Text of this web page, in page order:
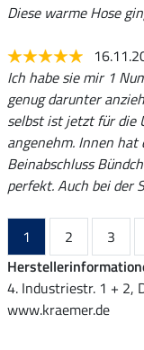
Diese warme Hose
Ich habe sie mir 1
genug darunter
selbst ist jetzt für die
angenehm. Innen
Beinabschluss
perfekt. Auch bei der
1 2 3
4. Industriestr. 1 + 2,
www.kraemer.de